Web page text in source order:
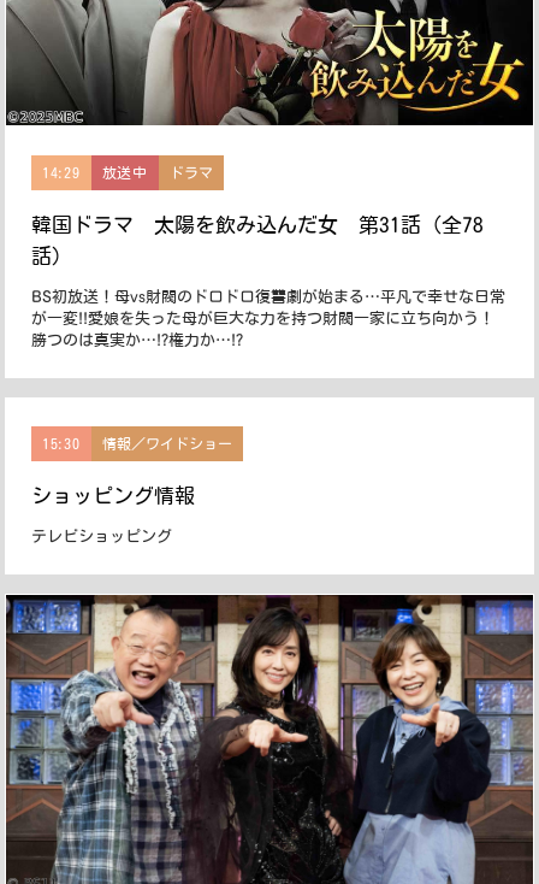
14:29 放送中 ドラマ
韓国ドラマ 太陽を飲み込んだ女 第31話（全78
話）
BS初放送！母vs財閥のドロドロ復讐劇が始まる…平凡で幸せな日常
が一変!!愛娘を失った母が巨大な力を持つ財閥一家に立ち向かう！
勝つのは真実か…!?権力か…!?
15:30 情報／ワイドショー
ショッピング情報
テレビショッピング